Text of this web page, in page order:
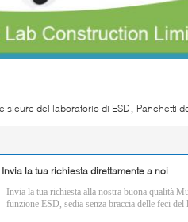
sicure del laboratorio di ESD Panchetti
Invia la tua richiesta direttamente a noi